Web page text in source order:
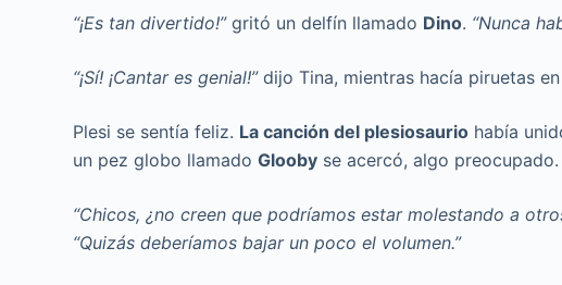
“¡Es tan divertido!”gritó un delfín llamado Dino. “Nunca
“¡Sí! ¡Cantar es genial!”dijo Tina, mientras hacía piruetas en
Plesi se sentía feliz. La canción del plesiosaurio había
un pez globo llamadoGlooby se acercó, algo preocupado.
“Chicos, ¿no creen que podríamos estar molestando a
“Quizás deberíamos bajar un poco el volumen.”